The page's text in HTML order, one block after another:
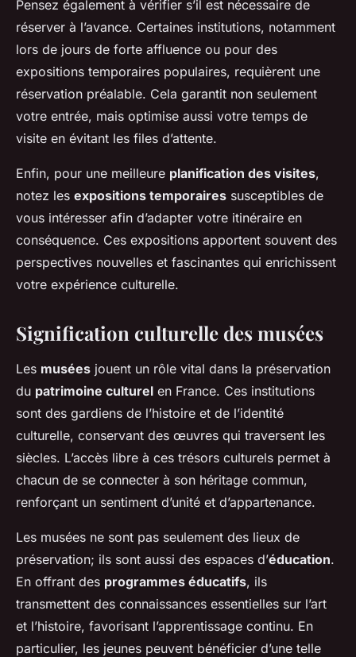
Pensez également à vérifier s’il est nécessaire de
réserver à l’avance. Certaines institutions, notamment
lors de jours de forte affluence ou pour des
expositions temporaires populaires, requièrent une
réservation préalable. Cela garantit non seulement
votre entrée, mais optimise aussi votre temps de
visite en évitant les files d’attente.
Enfin, pour une meilleure planification des visites,
notez les expositions temporaires susceptibles de
vous intéresser afin d’adapter votre itinéraire en
conséquence. Ces expositions apportent souvent des
perspectives nouvelles et fascinantes qui enrichissent
votre expérience culturelle.
Signification culturelle des musées
Les musées jouent un rôle vital dans la préservation
du patrimoine culturel en France. Ces institutions
sont des gardiens de l’histoire et de l’identité
culturelle, conservant des œuvres qui traversent les
siècles. L’accès libre à ces trésors culturels permet à
chacun de se connecter à son héritage commun,
renforçant un sentiment d’unité et d’appartenance.
Les musées ne sont pas seulement des lieux de
préservation; ils sont aussi des espaces d’éducation.
En offrant des programmes éducatifs, ils
transmettent des connaissances essentielles sur l’art
et l’histoire, favorisant l’apprentissage continu. En
particulier, les jeunes peuvent bénéficier d’une telle